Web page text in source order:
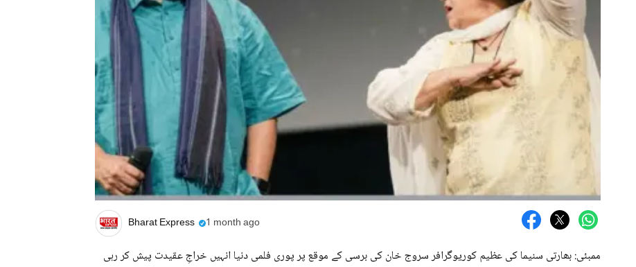
Bharat Express 1 month ago
ممبئی: بھارتی سنیما کی عظیم کوریوگرافر سروج خان کی برسی کے موقع پر پوری فلمی دنیا انہیں خراجِ عقیدت پیش کر رہی